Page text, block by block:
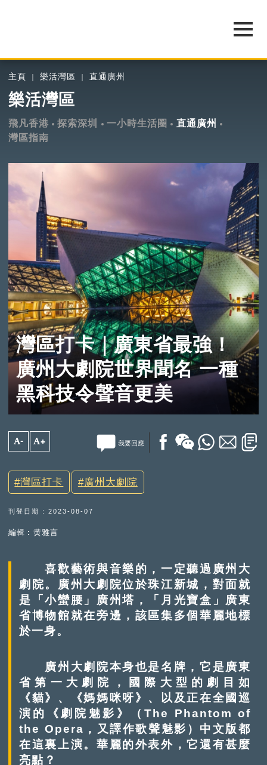
主頁 樂活灣區 直通廣州
樂活灣區
飛凡香港 探索深圳 一小時生活圈
直通廣州
灣區指南
灣區打卡｜廣東省最強！
廣州大劇院世界聞名 一種
黑科技令聲音更美
A- A+ 我要回應
灣區打卡 廣州大劇院
刊登日期 : 2023-08-07
編輯︰黄雅言
喜歡藝術與音樂的，一定聽過廣州大
劇院。廣州大劇院位於珠江新城，對面就
是「小蠻腰」廣州塔，「月光寶盒」廣東
省博物館就在旁邊，該區集多個華麗地標
於一身。
廣州大劇院本身也是名牌，它是廣東
省第一大劇院，國際大型的劇目如
《貓》、《媽媽咪呀》、以及正在全國巡
演的《劇院魅影》（The Phantom of
the Opera，又譯作歌聲魅影）中文版都
在這裏上演。華麗的外表外，它還有甚麼
亮點？